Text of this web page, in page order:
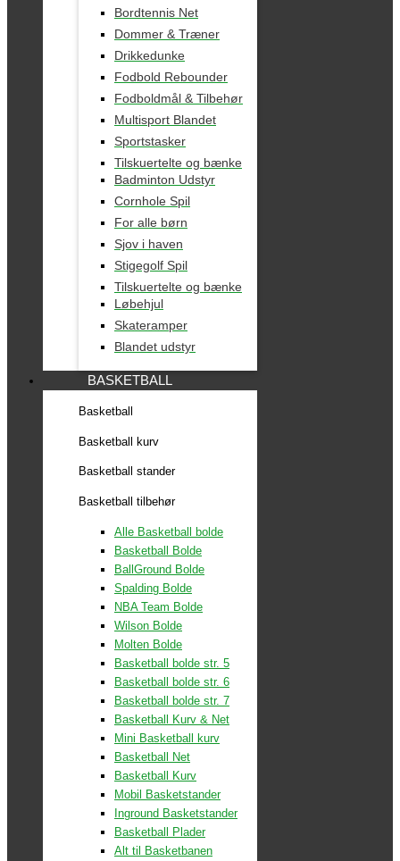
Bordtennis Net
Dommer & Træner
Drikkedunke
Fodbold Rebounder
Fodboldmål & Tilbehør
Multisport Blandet
Sportstasker
Tilskuertelte og bænke
Badminton Udstyr
Cornhole Spil
For alle børn
Sjov i haven
Stigegolf Spil
Tilskuertelte og bænke
Løbehjul
Skateramper
Blandet udstyr
BASKETBALL
Basketball
Basketball kurv
Basketball stander
Basketball tilbehør
Alle Basketball bolde
Basketball Bolde
BallGround Bolde
Spalding Bolde
NBA Team Bolde
Wilson Bolde
Molten Bolde
Basketball bolde str. 5
Basketball bolde str. 6
Basketball bolde str. 7
Basketball Kurv & Net
Mini Basketball kurv
Basketball Net
Basketball Kurv
Mobil Basketstander
Inground Basketstander
Basketball Plader
Alt til Basketbanen